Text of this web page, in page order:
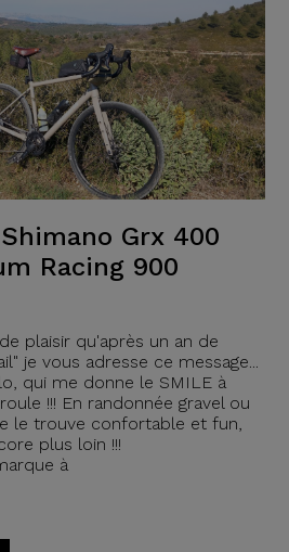
Grx 400
Racing 900
plaisir qu'après un an de
je vous adresse ce message...
qui me donne le SMILE à
!!! En randonnée gravel ou
le trouve confortable et fun,
plus loin !!!
à